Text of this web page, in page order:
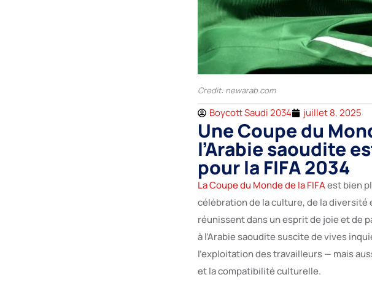
Credit: newarab.com
Boycott Saudi 2034 juillet 8, 2025
Une Coupe du
l’Arabie saoudite
pour la FIFA 2034
La Coupe du Monde de la FIFAest bien
célébration de la culture, de la diversité
réunissent dans un esprit de joie et de
à l’Arabie saoudite suscite de vives
l’exploitation des travailleurs — mais
et la compatibilité culturelle.